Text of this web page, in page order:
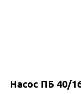
Насос ПБ 40/